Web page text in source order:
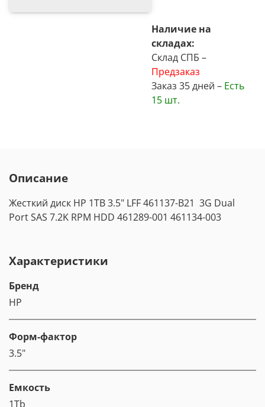
Наличие на
складах:
Склад СПБ –
Предзаказ
Заказ 35 дней – Есть
15 шт.
Описание
Жесткий диск HP 1TB 3.5" LFF 461137-B21 3G Dual
Port SAS 7.2K RPM HDD 461289-001 461134-003
Характеристики
Бренд
HP
Форм-фактор
3.5"
Емкость
1Tb